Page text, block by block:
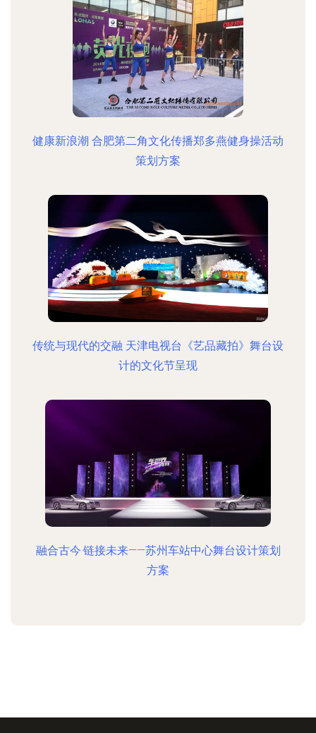
健康新浪潮 合肥第二角文化传播郑多燕健身操活动
策划方案
传统与现代的交融 天津电视台《艺品藏拍》舞台设
计的文化节呈现
融合古今·链接未来——苏州车站中心舞台设计策划
方案